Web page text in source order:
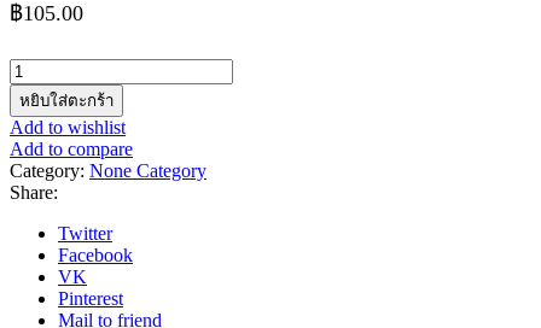
฿105.00
จำนวน
L297
DIP
ชิ้น
หยิบใส่ตะกร้า
Add to wishlist
Add to compare
Category: None Category
Share:
Twitter
Facebook
VK
Pinterest
Mail to friend